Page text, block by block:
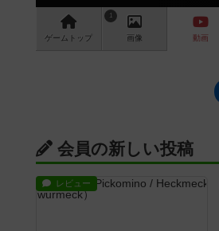
ゲーム トップ
1
画像 動画
会員の新しい投稿
レビュー